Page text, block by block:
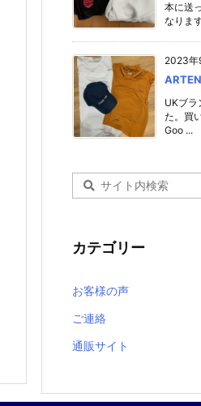
本に送
なりま
2023年
UKブラ
た。買
Goo ...
カテゴリー
お客様の声
ご連絡
通販サイト